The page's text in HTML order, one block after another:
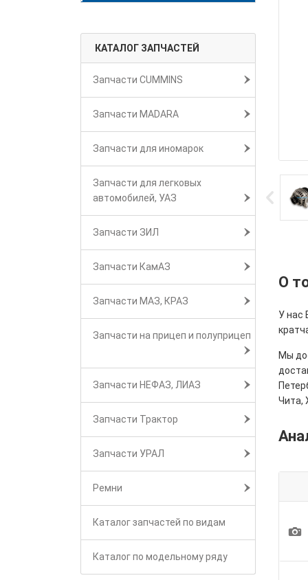
КАТАЛОГ ЗАПЧАСТЕЙ
Запчасти CUMMINS
Запчасти MADARA
Запчасти для иномарок
Запчасти для легковых
автомобилей, УАЗ
Запчасти ЗИЛ
Запчасти КамАЗ
Запчасти МАЗ, КРАЗ
Запчасти на прицеп и полуприцеп
Запчасти НЕФАЗ, ЛИАЗ
Запчасти Трактор
Запчасти УРАЛ
Ремни
Каталог запчастей по видам
Каталог по модельному ряду
О
У нас
Мы
Чита,
1